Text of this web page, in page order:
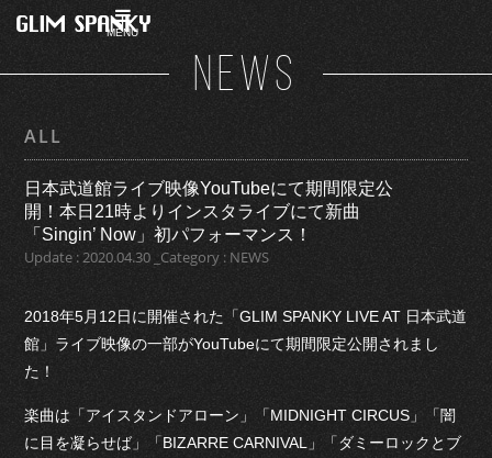
MENU
NEWS
ALL
日本武道館ライブ映像YouTubeにて期間限定公
開！本日21時よりインスタライブにて新曲
「Singin’ Now」初パフォーマンス！
Update : 2020.04.30 _Category : NEWS
2018年5月12日に開催された「GLIM SPANKY LIVE AT 日本武道
館」ライブ映像の一部がYouTubeにて期間限定公開されまし
た！
楽曲は「アイスタンドアローン」「MIDNIGHT CIRCUS」「闇
に目を凝らせば」「BIZARRE CARNIVAL」「ダミーロックとブ